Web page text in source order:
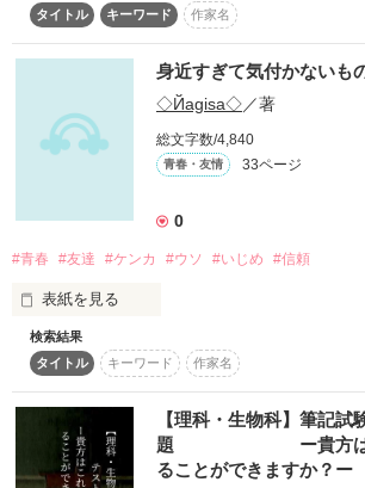
初めての長編に挑戦！
上手く書けてるかわからないケドよかったら
作品を読む
その中で今や誰もが経験する、
身近な最後を描きました。
タイトル
キーワード 作家名
身近すぎて気付かないも
◇Йagisa◇／著
総文字数/4,840
青春・友情 33ページ
0
#青春 #友達 #ケンカ #ウソ #いじめ #信頼
表紙を見る
           「ずっと、友達だよね！」
検索結果
タイトル
キーワード 作家名
【理科・生物科】筆記
題 ー貴方はこれ
ることができますか？ー